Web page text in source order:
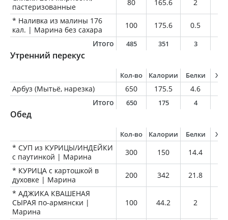
пастеризованные
80 165.6 2
* Наливка из малины 176
кал. | Марина без сахара
100 175.6 0.5
Итого
485 351 3
Утренний перекус
Кол-во Калории Белки
Арбуз (Мытьё, нарезка) 650 175.5 4.6
Итого
650 175 4
Обед
Кол-во Калории Белки
* СУП из КУРИЦЫ/ИНДЕЙКИ
с паутинкой | Марина
300 150 14.4
* КУРИЦА с картошкой в
духовке | Марина
200 342 21.8
* АДЖИКА КВАШЕНАЯ
СЫРАЯ по-армянски |
Марина
100 44.2 2